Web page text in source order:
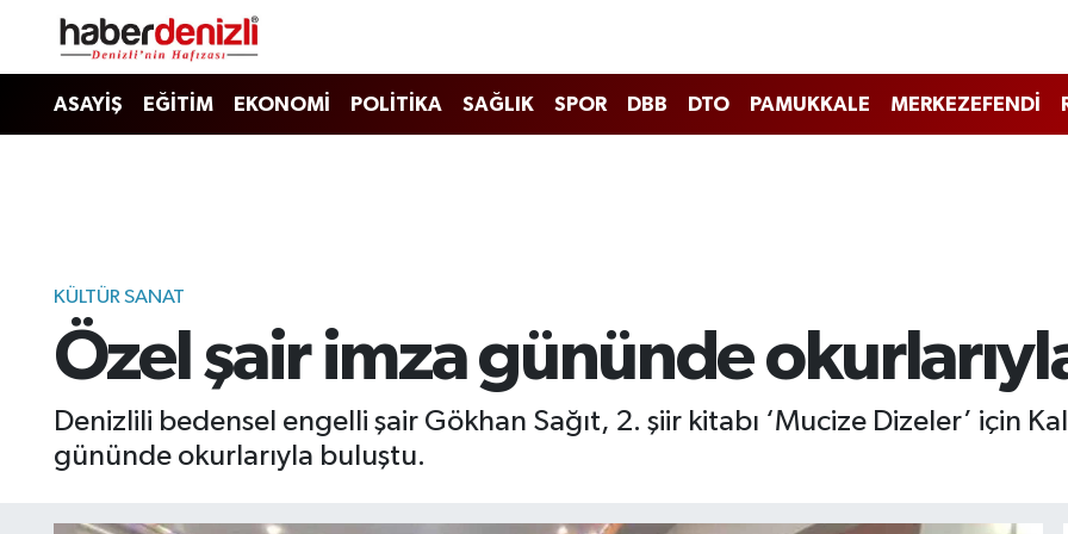
ASAYİŞ EĞİTİM EKONOMİ POLİTİKA SAĞLIK SPOR DBB DTO PAMUKKALE MERKEZEFENDİ
KÜLTÜR SANAT
Özel şair imza gününde
Denizlili bedensel engelli şair Gökhan Sağıt, 2. şiir kitabı ‘Mucize Dizeler’ için
gününde okurlarıyla buluştu.
Denizli Nöbetçi Eczaneler
Tüm Manşetler
Son Dakika Haberleri
Haber Arşivi